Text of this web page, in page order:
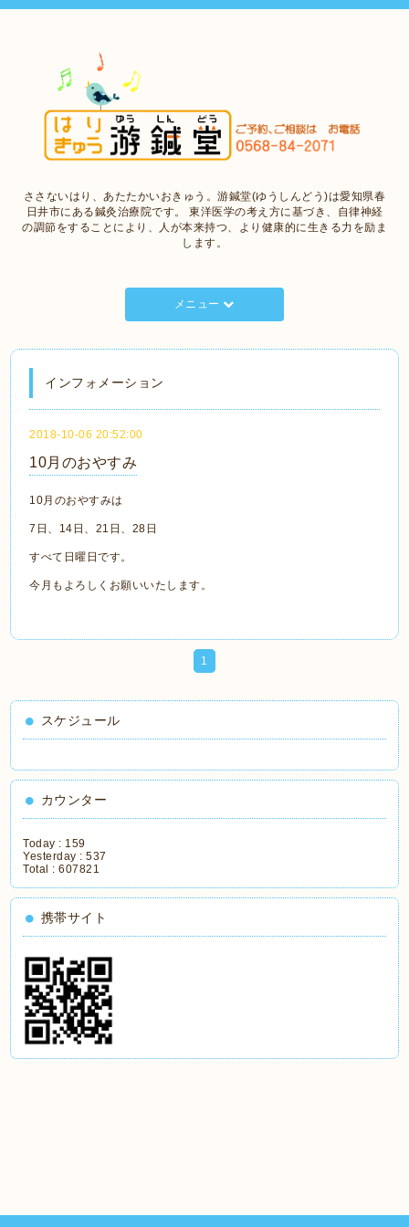
ささないはり、あたたかいおきゅう。游鍼堂(ゆうしんどう)は愛知県春
日井市にある鍼灸治療院です。 東洋医学の考え方に基づき、自律神経
の調節をすることにより、人が本来持つ、より健康的に生きる力を励ま
します。
メニュー
インフォメーション
2018-10-06 20:52:00
10月のおやすみ
10月のおやすみは
7日、14日、21日、28日
すべて日曜日です。
今月もよろしくお願いいたします。
1
スケジュール
カウンター
Today : 159
Yesterday :537
Total :607821
携帯サイト